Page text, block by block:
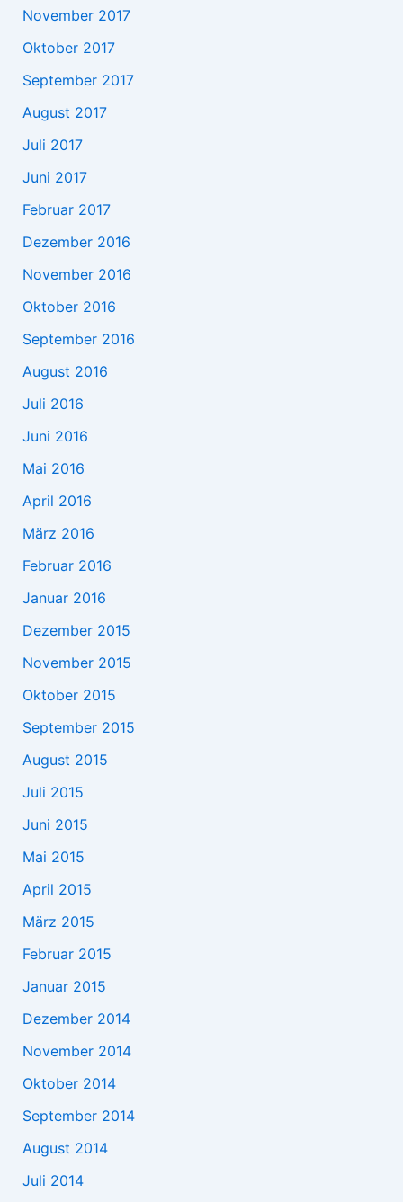
November 2017
Oktober 2017
September 2017
August 2017
Juli 2017
Juni 2017
Februar 2017
Dezember 2016
November 2016
Oktober 2016
September 2016
August 2016
Juli 2016
Juni 2016
Mai 2016
April 2016
März 2016
Februar 2016
Januar 2016
Dezember 2015
November 2015
Oktober 2015
September 2015
August 2015
Juli 2015
Juni 2015
Mai 2015
April 2015
März 2015
Februar 2015
Januar 2015
Dezember 2014
November 2014
Oktober 2014
September 2014
August 2014
Juli 2014